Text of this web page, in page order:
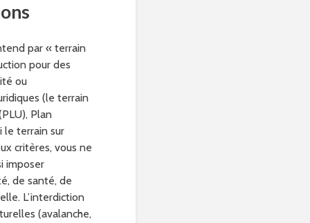
par « terrain
pour des
ou
(le terrain
Plan
le terrain sur
critères, vous ne
imposer
de santé, de
L’interdiction
(avalanche,